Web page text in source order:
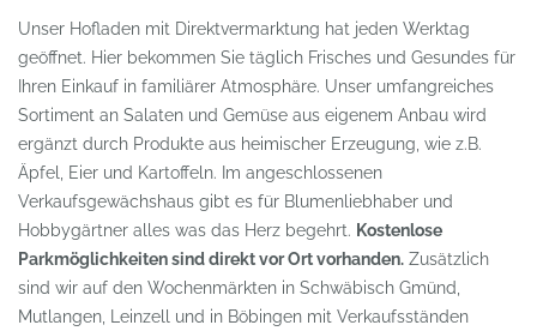
Unser Hofladen mit Direktvermarktung hat jeden Werktag
geöffnet. Hier bekommen Sie täglich Frisches und Gesundes für
Ihren Einkauf in familiärer Atmosphäre. Unser umfangreiches
Sortiment an Salaten und Gemüse aus eigenem Anbau wird
ergänzt durch Produkte aus heimischer Erzeugung, wie z.B.
Äpfel, Eier und Kartoffeln. Im angeschlossenen
Verkaufsgewächshaus gibt es für Blumenliebhaber und
Hobbygärtner alles was das Herz begehrt. Kostenlose
Parkmöglichkeiten sind direkt vor Ort vorhanden. Zusätzlich
sind wir auf den Wochenmärkten in Schwäbisch Gmünd,
Mutlangen, Leinzell und in Böbingen mit Verkaufsständen